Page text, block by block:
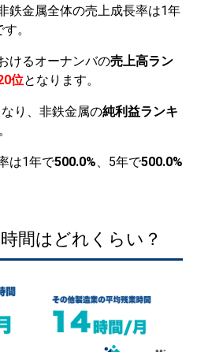
鉄金属全体の売上成長率は1年
す。
けるオーナンバの売上高ラン
位となります。
なり、非鉄金属の純利益ランキ
は1年で500.0%、5年で500.0%
間はどれくらい？